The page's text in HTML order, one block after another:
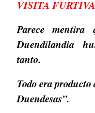
VISITA FURTIVA
Parece mentira
Duendilandia
tanto.
Todo era
Duendesas”.